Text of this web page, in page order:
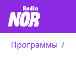
Программы